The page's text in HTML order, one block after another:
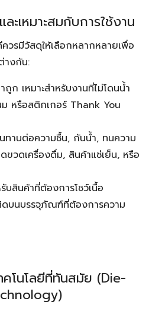
ะเหมาะสมกับการใช้งาน
วรมีวัสดุให้เลือกหลากหลายเพื่อ
างกัน:
ถูก เหมาะสำหรับงานที่ไม่โดนน้ำ
หรือสติกเกอร์ Thank You
ทานต่อความชื้น, กันน้ำ, ทนความ
ขวดเครื่องดื่ม, สินค้าแช่เย็น, หรือ
รับสินค้าที่ต้องการโชว์เนื้อ
บนบรรจุภัณฑ์ที่ต้องการความ
คโนโลยีที่ทันสมัย (Die-